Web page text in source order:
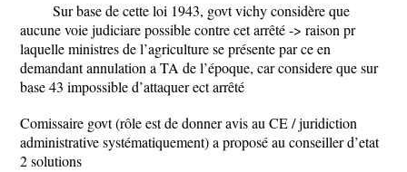
Sur base de cette loi 1943, govt vichy considère que
aucune voie judiciare possible contre cet arrêté -> raison pr
laquelle ministres de l’agriculture se présente par ce en
demandant annulation a TA de l’époque, car considere que sur
base 43 impossible d’attaquer ect arrêté
Comissaire govt (rôle est de donner avis au CE / juridiction
administrative systématiquement) a proposé au conseiller d’etat
2 solutions